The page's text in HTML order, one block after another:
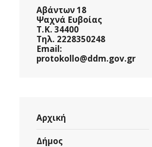
Αβάντων 18
Ψαχνά Ευβοίας
Τ.Κ. 34400
Τηλ. 2228350248
Email:
protokollo@ddm.gov.gr
Αρχική
Δήμος